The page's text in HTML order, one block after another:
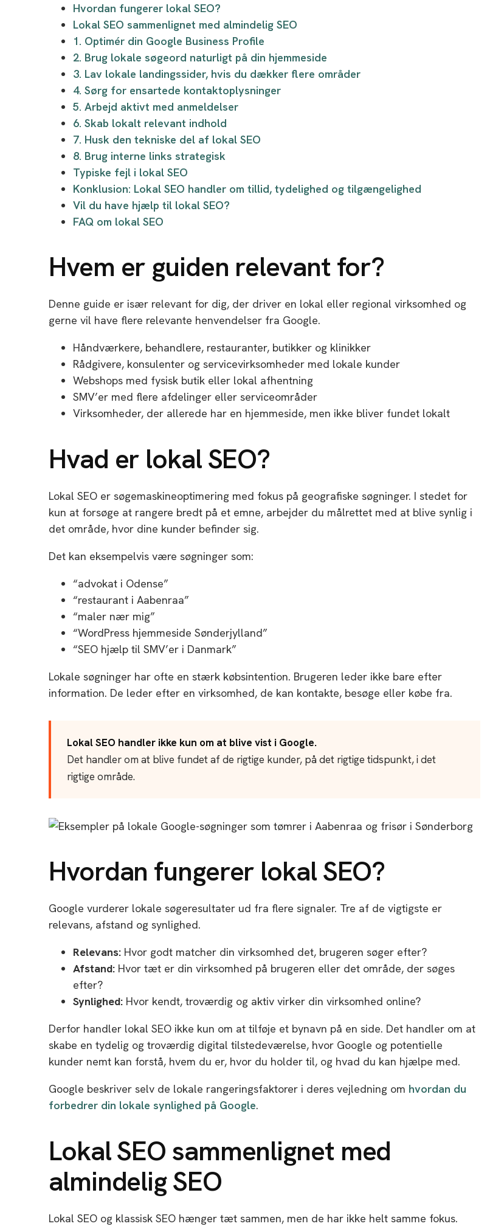
Hvordan fungerer lokal SEO?
Lokal SEO sammenlignet med almindelig SEO
1. Optimér din Google Business Profile
2. Brug lokale søgeord naturligt på din hjemmeside
3. Lav lokale landingssider, hvis du dækker flere områder
4. Sørg for ensartede kontaktoplysninger
5. Arbejd aktivt med anmeldelser
6. Skab lokalt relevant indhold
7. Husk den tekniske del af lokal SEO
8. Brug interne links strategisk
Typiske fejl i lokal SEO
Konklusion: Lokal SEO handler om tillid, tydelighed og tilgængelighed
Vil du have hjælp til lokal SEO?
FAQ om lokal SEO
Hvem er guiden relevant for?
Denne guide er især relevant for dig, der driver en lokal eller regional virksomhed og
gerne vil have flere relevante henvendelser fra Google.
Håndværkere, behandlere, restauranter, butikker og klinikker
Rådgivere, konsulenter og servicevirksomheder med lokale kunder
Webshops med fysisk butik eller lokal afhentning
SMV’er med flere afdelinger eller serviceområder
Virksomheder, der allerede har en hjemmeside, men ikke bliver fundet lokalt
Hvad er lokal SEO?
Lokal SEO er søgemaskineoptimering med fokus på geografiske søgninger. I stedet for
kun at forsøge at rangere bredt på et emne, arbejder du målrettet med at blive synlig i
det område, hvor dine kunder befinder sig.
Det kan eksempelvis være søgninger som:
“advokat i Odense”
“restaurant i Aabenraa”
“maler nær mig”
“WordPress hjemmeside Sønderjylland”
“SEO hjælp til SMV’er i Danmark”
Lokale søgninger har ofte en stærk købsintention. Brugeren leder ikke bare efter
information. De leder efter en virksomhed, de kan kontakte, besøge eller købe fra.
Lokal SEO handler ikke kun om at blive vist i Google.
Det handler om at blive fundet af de rigtige kunder, på det rigtige tidspunkt, i det
rigtige område.
Hvordan fungerer lokal SEO?
Google vurderer lokale søgeresultater ud fra flere signaler. Tre af de vigtigste er
relevans, afstand og synlighed.
Relevans: Hvor godt matcher din virksomhed det, brugeren søger efter?
Afstand: Hvor tæt er din virksomhed på brugeren eller det område, der søges
efter?
Synlighed: Hvor kendt, troværdig og aktiv virker din virksomhed online?
Derfor handler lokal SEO ikke kun om at tilføje et bynavn på en side. Det handler om at
skabe en tydelig og troværdig digital tilstedeværelse, hvor Google og potentielle
kunder nemt kan forstå, hvem du er, hvor du holder til, og hvad du kan hjælpe med.
Google beskriver selv de lokale rangeringsfaktorer i deres vejledning om hvordan du
forbedrer din lokale synlighed på Google.
Lokal SEO sammenlignet med
almindelig SEO
Lokal SEO og klassisk SEO hænger tæt sammen, men de har ikke helt samme fokus.